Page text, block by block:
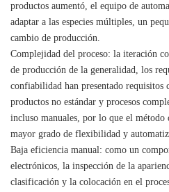
productos aumentó, el equipo de
adaptar a las especies múltiples, un
cambio de producción.
Complejidad del proceso: la iteración
de producción de la generalidad, los
confiabilidad han presentado requisitos
productos no estándar y procesos
incluso manuales, por lo que el método
mayor grado de flexibilidad y
Baja eficiencia manual: como un
electrónicos, la inspección de la
clasificación y la colocación en el